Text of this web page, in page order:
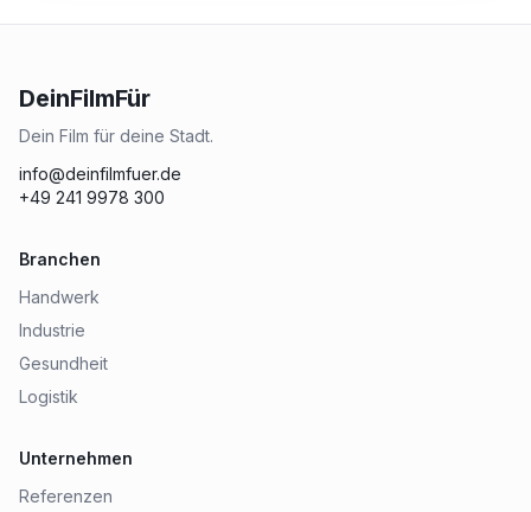
DeinFilmFür
Dein Film für deine Stadt.
info@deinfilmfuer.de
+49 241 9978 300
Branchen
Handwerk
Industrie
Gesundheit
Logistik
Unternehmen
Referenzen